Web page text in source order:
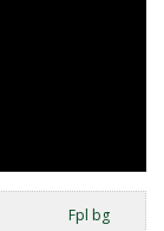
Fpl bg